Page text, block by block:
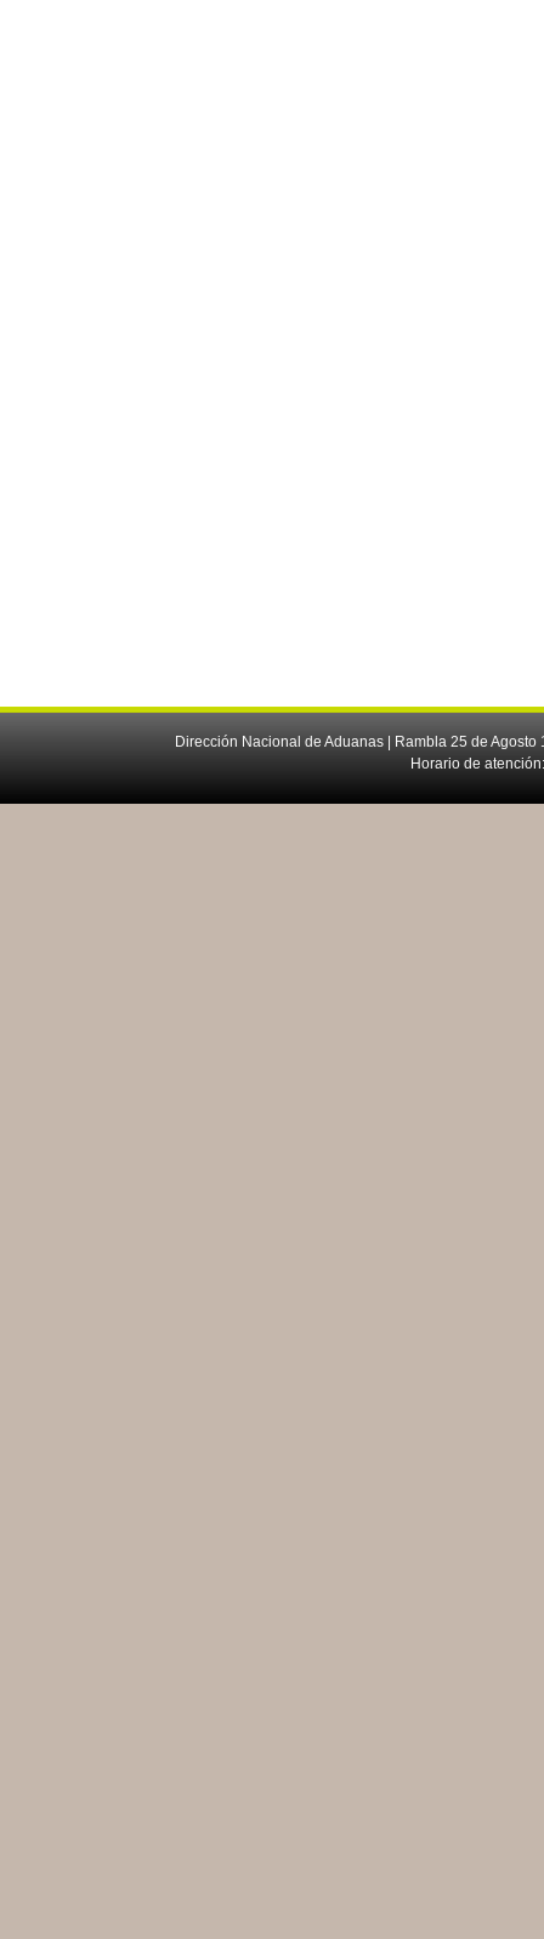
Dirección Nacional de Aduanas | Rambla 25 de
Horario de